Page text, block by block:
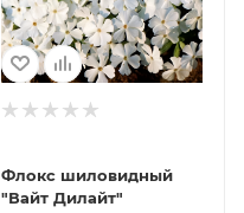
Флокс шиловидный
"Вайт Дилайт"